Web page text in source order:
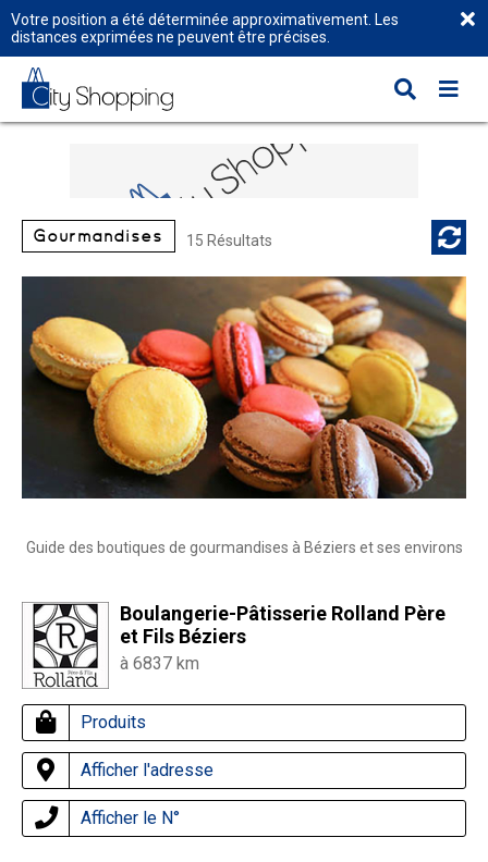
Votre position a été déterminée approximativement. Les
distances exprimées ne peuvent être précises.
Gourmandises 15 Résultats
Guide des boutiques de gourmandises à Béziers et ses environs
Boulangerie-Pâtisserie Rolland Père
et Fils Béziers
à 6837 km
Produits
Afficher l'adresse
Afficher le N°